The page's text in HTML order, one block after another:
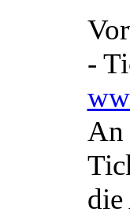
-
An